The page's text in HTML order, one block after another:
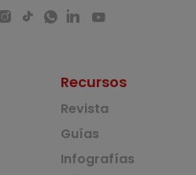
Recursos
Revista
Guías
Infografías